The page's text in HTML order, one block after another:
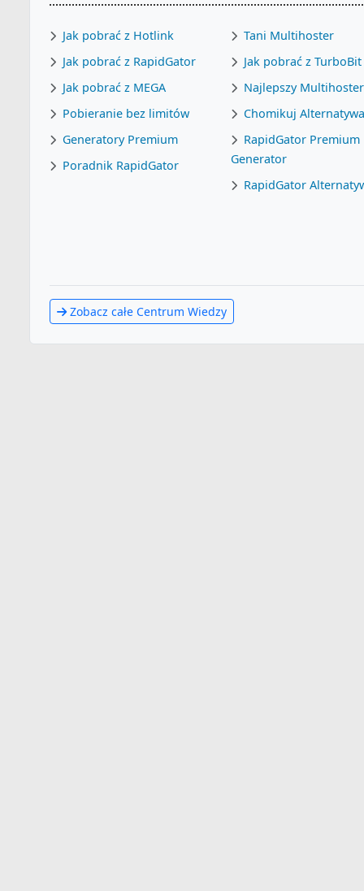
Jak pobrać z Hotlink
Jak pobrać z RapidGator
Jak pobrać z MEGA
Pobieranie bez limitów
Generatory Premium
Poradnik RapidGator
Tani Multihoster
Jak pobrać z TurboBit
Najlepszy Multihoster
Chomikuj
RapidGator Premium
Generator
RapidGator
Zobacz całe Centrum Wiedzy